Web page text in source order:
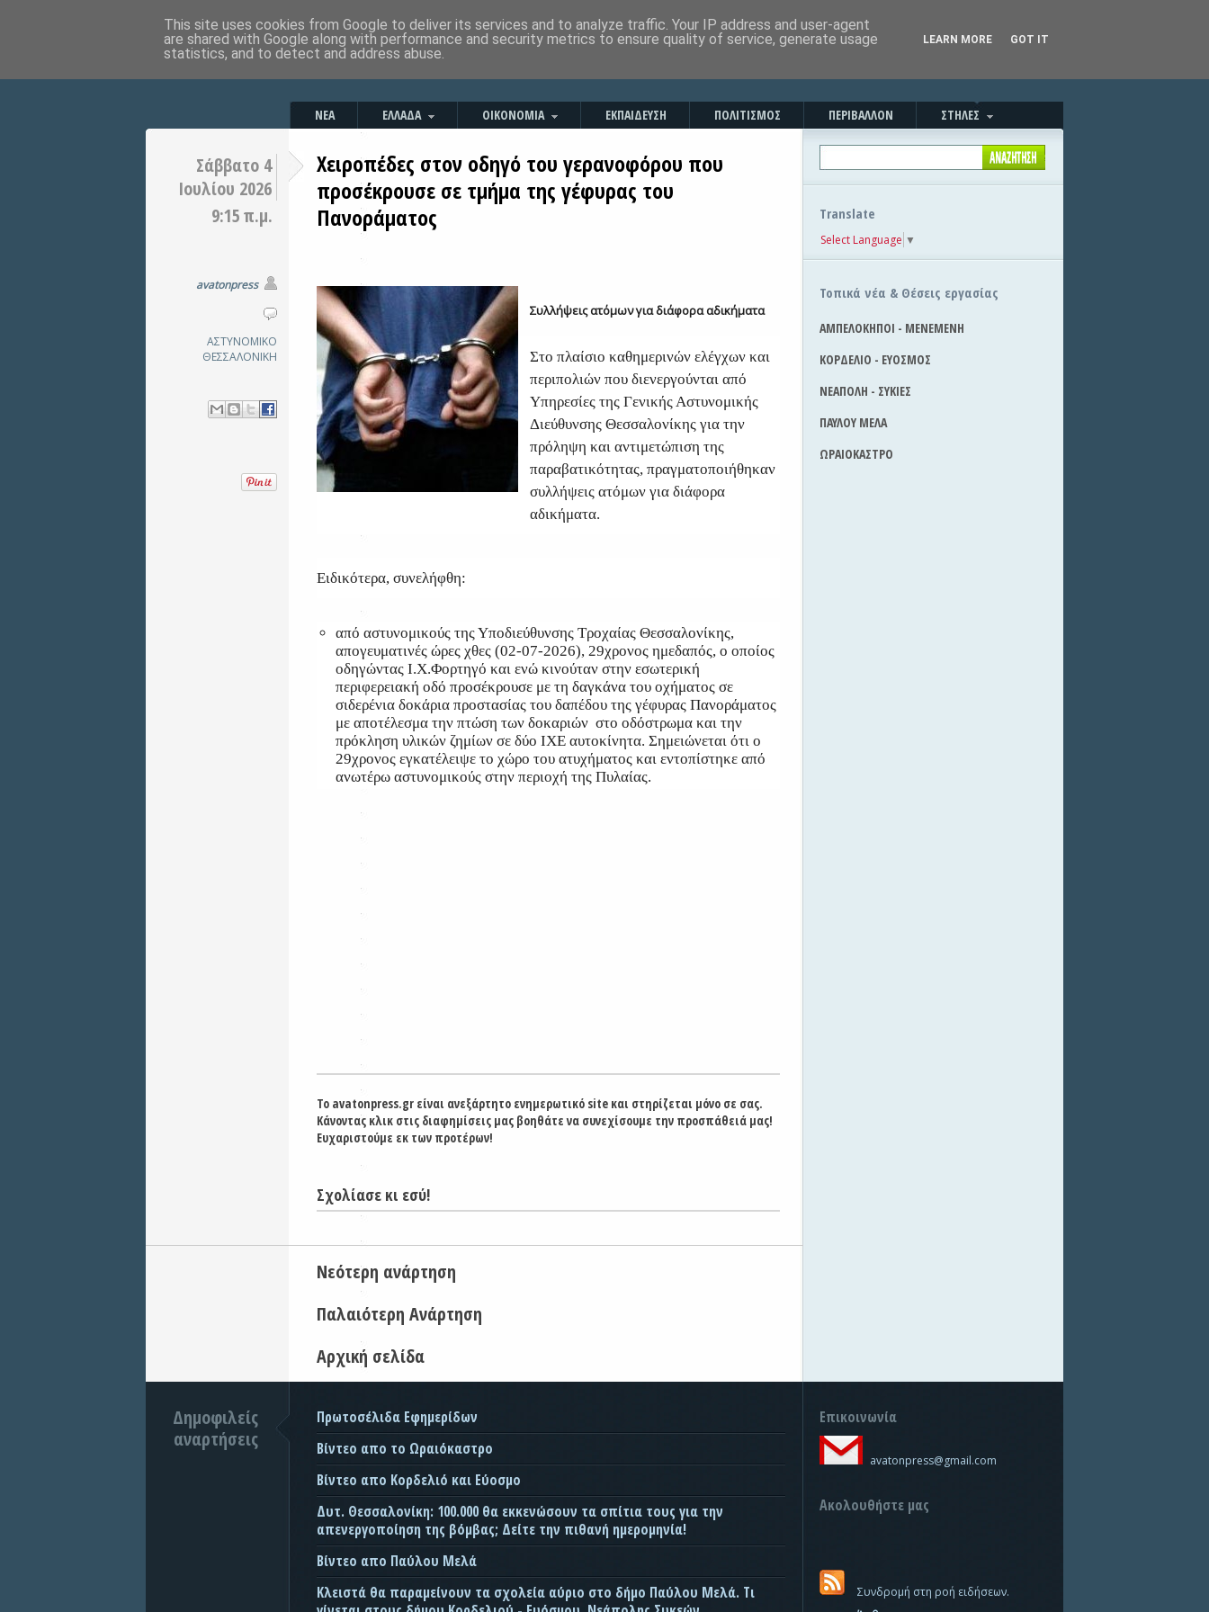
ΝΕΑ ΕΛΛΑΔΑ ΟΙΚΟΝΟΜΙΑ ΕΚΠΑΙΔΕΥΣΗ ΠΟΛΙΤΙΣΜΟΣ ΠΕΡΙΒΑΛΛΟΝ ΣΤΗΛΕΣ
Σάββατο 4
Ιουλίου 2026
9:15 π.μ.
avatonpress
ΑΣΤΥΝΟΜΙΚΟ
ΘΕΣΣΑΛΟΝΙΚΗ
Χειροπέδες στον οδηγό του γερανοφόρου που
προσέκρουσε σε τμήμα της γέφυρας του
Πανοράματος
Συλλήψεις ατόμων για διάφορα αδικήματα
Στο πλαίσιο καθημερινών ελέγχων και
περιπολιών που διενεργούνται από
Υπηρεσίες της Γενικής Αστυνομικής
Διεύθυνσης Θεσσαλονίκης για την
πρόληψη και αντιμετώπιση της
παραβατικότητας, πραγματοποιήθηκαν
συλλήψεις ατόμων για διάφορα
αδικήματα.
Ειδικότερα, συνελήφθη:
από αστυνομικούς της Υποδιεύθυνσης Τροχαίας Θεσσαλονίκης,
απογευματινές ώρες χθες (02-07-2026), 29χρονος ημεδαπός, ο οποίος
οδηγώντας Ι.Χ.Φορτηγό και ενώ κινούταν στην εσωτερική
περιφερειακή οδό προσέκρουσε με τη δαγκάνα του οχήματος σε
σιδερένια δοκάρια προστασίας του δαπέδου της γέφυρας Πανοράματος
με αποτέλεσμα την πτώση των δοκαριών στο οδόστρωμα και την
πρόκληση υλικών ζημίων σε δύο ΙΧΕ αυτοκίνητα. Σημειώνεται ότι ο
29χρονος εγκατέλειψε το χώρο του ατυχήματος και εντοπίστηκε από
ανωτέρω αστυνομικούς στην περιοχή της Πυλαίας.
Το avatonpress.gr είναι ανεξάρτητο ενημερωτικό site και στηρίζεται μόνο σε σας.
Κάνοντας κλικ στις διαφημίσεις μας βοηθάτε να συνεχίσουμε την προσπάθειά μας!
Ευχαριστούμε εκ των προτέρων!
Σχολίασε κι εσύ!
Νεότερη ανάρτηση
Παλαιότερη Ανάρτηση
Αρχική σελίδα
Translate
Select Language ▼
Τοπικά νέα & Θέσεις εργασίας
ΑΜΠΕΛΟΚΗΠΟΙ - ΜΕΝΕΜΕΝΗ
ΚΟΡΔΕΛΙΟ - ΕΥΟΣΜΟΣ
ΝΕΑΠΟΛΗ - ΣΥΚΙΕΣ
ΠΑΥΛΟΥ ΜΕΛΑ
ΩΡΑΙΟΚΑΣΤΡΟ
Δημοφιλείς
αναρτήσεις
Πρωτοσέλιδα Εφημερίδων
Βίντεο απο το Ωραιόκαστρο
Βίντεο απο Κορδελιό και Εύοσμο
Δυτ. Θεσσαλονίκη: 100.000 θα εκκενώσουν τα σπίτια τους για την
απενεργοποίηση της βόμβας; Δείτε την πιθανή ημερομηνία!
Βίντεο απο Παύλου Μελά
Κλειστά θα παραμείνουν τα σχολεία αύριο στο δήμο Παύλου Μελά. Τι
Επικοινωνία
avatonpress@gmail.com
Ακολουθήστε μας
Συνδρομή στη ροή ειδήσεων.
This site uses cookies from Google to deliver its services and to analyze traffic. Your IP address and user-agent
are shared with Google along with performance and security metrics to ensure quality of service, generate usage
statistics, and to detect and address abuse.
LEARN MORE GOT IT